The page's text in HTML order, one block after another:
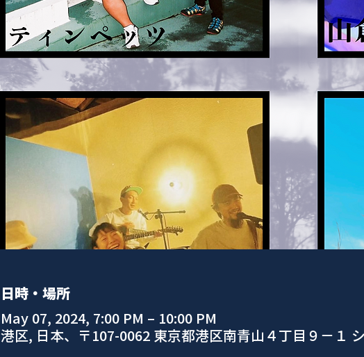
日時・場所
May 07, 2024, 7:00 PM – 10:00 PM
港区, 日本、〒107-0062 東京都港区南青山４丁目９−１